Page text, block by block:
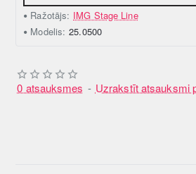
Ražotājs: IMG Stage Line
Modelis: 25.0500
0 atsauksmes - Uzrakstīt atsauksmi